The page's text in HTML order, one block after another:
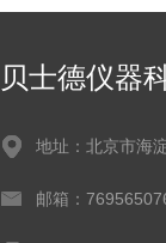
贝士德仪器
地址：北京市海
邮箱：